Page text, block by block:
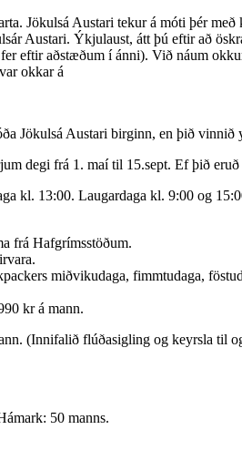
Jökulsá Austari tekur á móti þér
Austari. Ýkjulaust, átt þú eftir að
eftir aðstæðum í ánni). Við náum
okkar á
Jökulsá Austari birginn, en þið
degi frá 1. maí til 15.sept. Ef þið
kl. 13:00. Laugardaga kl. 9:00 og
frá Hafgrímsstöðum.
miðvikudaga, fimmtudaga,
kr á mann.
(Innifalið flúðasigling og keyrsla til
50 manns.